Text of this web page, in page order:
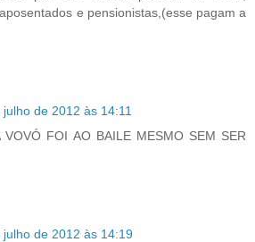
e pensionistas,(esse pagam a
julho de 2012 às 14:11
VOVÓ FOI AO BAILE MESMO SEM SER
julho de 2012 às 14:19